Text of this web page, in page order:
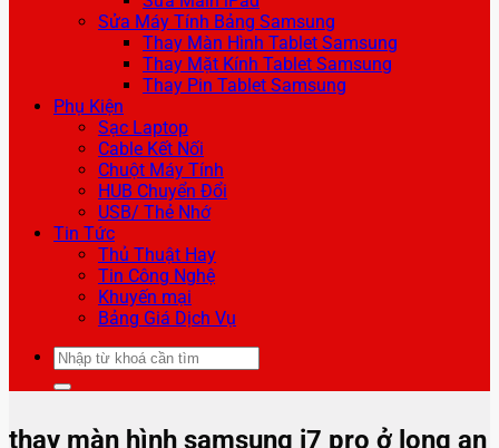
Sửa Máy Tính Bảng Samsung
Thay Màn Hình Tablet Samsung
Thay Mặt Kính Tablet Samsung
Thay Pin Tablet Samsung
Phụ Kiện
Sạc Laptop
Cable Kết Nối
Chuột Máy Tính
HUB Chuyển Đổi
USB/ Thẻ Nhớ
Tin Tức
Thủ Thuật Hay
Tin Công Nghệ
Khuyến mại
Bảng Giá Dịch Vụ
Tìm
kiếm:
thay màn hình samsung j7 pro ở long an